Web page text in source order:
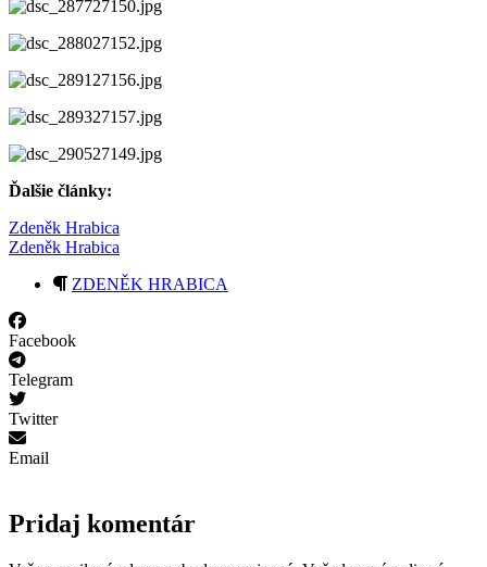
Ďalšie články:
Zdeněk Hrabica
Zdeněk Hrabica
ZDENĚK HRABICA
Facebook
Telegram
Twitter
Email
Pridaj komentár